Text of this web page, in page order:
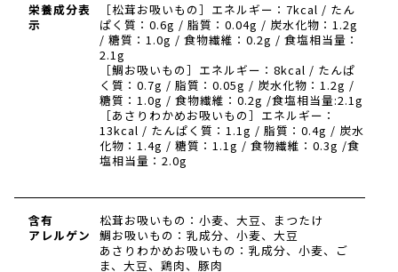
栄養成分表
示
［松茸お吸いもの］エネルギー：7kcal / たん
ぱく質：0.6g / 脂質：0.04g / 炭水化物：1.2g
/ 糖質：1.0g / 食物繊維：0.2g / 食塩相当量：
2.1g
［鯛お吸いもの］エネルギー：8kcal / たんぱ
く質：0.7g / 脂質：0.05g / 炭水化物：1.2g /
糖質：1.0g / 食物繊維：0.2g /食塩相当量:2.1g
［あさりわかめお吸いもの］エネルギー：
13kcal / たんぱく質：1.1g / 脂質：0.4g / 炭水
化物：1.4g / 糖質：1.1g / 食物繊維：0.3g /食
塩相当量：2.0g
含有
アレルゲン
松茸お吸いもの：小麦、大豆、まつたけ
鯛お吸いもの：乳成分、小麦、大豆
あさりわかめお吸いもの：乳成分、小麦、ご
ま、大豆、鶏肉、豚肉